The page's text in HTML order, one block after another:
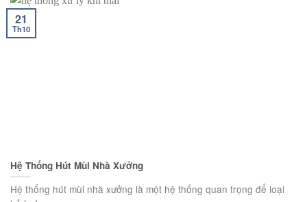
Hệ Thống Hút Mùi Nhà Xưởng
Hệ thống hút mùi nhà xưởng là một hệ thống quan trọng để loại
21
Th10